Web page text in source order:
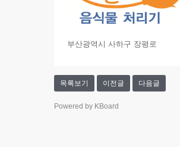
부산광역시 사하구 장평로
목록보기 이전글 다음글
Powered by KBoard